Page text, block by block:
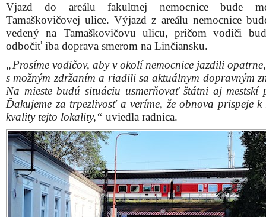
Vjazd do areálu fakultnej nemocnice bude
Tamaškovičovej ulice. Výjazd z areálu nemocnice
vedený na Tamaškovičovu ulicu, pričom vodiči
odbočiť iba doprava smerom na Linčiansku.
„Prosíme vodičov, aby v okolí nemocnice jazdili
s možným zdržaním a riadili sa aktuálnym dopravným
Na mieste budú situáciu usmerňovať štátni aj mestskí
Ďakujeme za trpezlivosť a veríme, že obnova prispeje k
kvality tejto lokality,“ uviedla radnica.